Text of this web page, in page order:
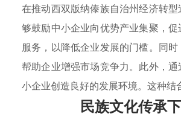
在推动西双版纳傣族自治州经济转
够鼓励中小企业向优势产业集聚，
服务，以降低企业发展的门槛。同
帮助企业增强市场竞争力。此外，
小企业创造良好的发展环境。这种
民族文化传承